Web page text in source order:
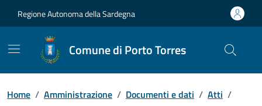
Regione Autonoma della Sardegna
Comune di Porto Torres
Home / Amministrazione / Documenti e dati / Atti /